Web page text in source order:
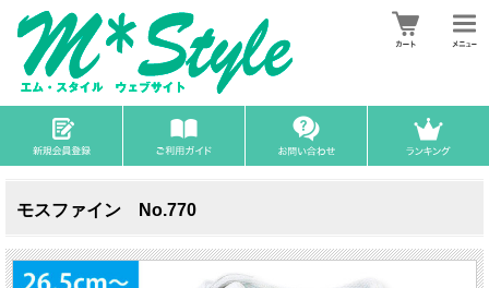
モスファイン No.770